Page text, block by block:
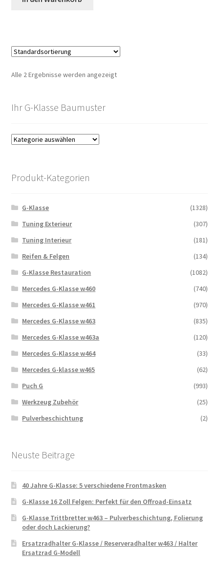
Alle 2 Ergebnisse werden angezeigt
Ihr G-Klasse Baumuster
Produkt-Kategorien
G-Klasse
(1328)
Tuning Exterieur
(307)
Tuning Interieur
(181)
Reifen & Felgen
(134)
G-Klasse Restauration
(1082)
Mercedes G-Klasse w460
(740)
Mercedes G-Klasse w461
(970)
Mercedes G-Klasse w463
(835)
Mercedes G-Klasse w463a
(120)
Mercedes G-Klasse w464
(33)
Mercedes G-klasse w465
(62)
Puch G
(993)
Werkzeug Zubehör
(25)
Pulverbeschichtung
(2)
Neuste Beitrage
40 Jahre G-Klasse: 5 verschiedene Frontmasken
G-Klasse 16 Zoll Felgen: Perfekt für den Offroad-Einsatz
G-Klasse Trittbretter w463 – Pulverbeschichtung, Folierung
oder doch Lackierung?
Ersatzradhalter G-Klasse / Reserveradhalter w463 / Halter
Ersatzrad G-Modell